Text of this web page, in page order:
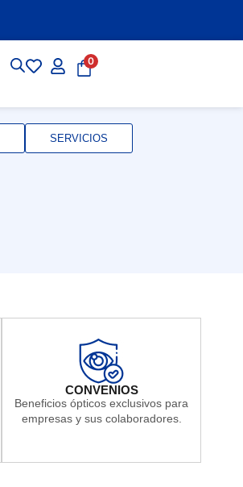
0
SERVICIOS
CONVENIOS
Beneficios ópticos exclusivos para
empresas y sus colaboradores.